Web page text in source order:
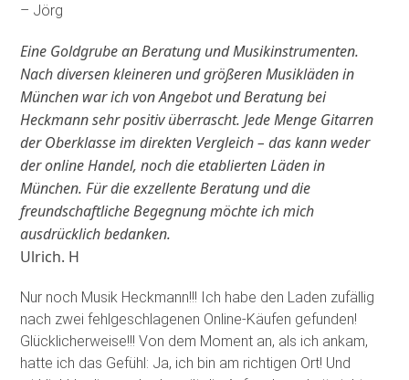
– Jörg
Eine Goldgrube an Beratung und Musikinstrumenten.
Nach diversen kleineren und größeren Musikläden in
München war ich von Angebot und Beratung bei
Heckmann sehr positiv überrascht. Jede Menge Gitarren
der Oberklasse im direkten Vergleich – das kann weder
der online Handel, noch die etablierten Läden in
München. Für die exzellente Beratung und die
freundschaftliche Begegnung möchte ich mich
ausdrücklich bedanken.
Ulrich. H
Nur noch Musik Heckmann!!! Ich habe den Laden zufällig
nach zwei fehlgeschlagenen Online-Käufen gefunden!
Glücklicherweise!!! Von dem Moment an, als ich ankam,
hatte ich das Gefühl: Ja, ich bin am richtigen Ort! Und